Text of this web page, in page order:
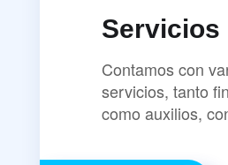
Servicios
Contamos con
servicios, tanto
como auxilios,